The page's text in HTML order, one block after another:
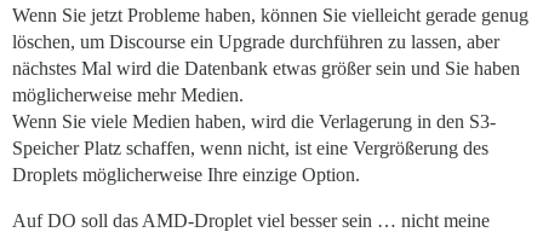
Wenn Sie jetzt Probleme haben, können Sie vielleicht gerade genug
löschen, um Discourse ein Upgrade durchführen zu lassen, aber
nächstes Mal wird die Datenbank etwas größer sein und Sie haben
möglicherweise mehr Medien.
Wenn Sie viele Medien haben, wird die Verlagerung in den S3-
Speicher Platz schaffen, wenn nicht, ist eine Vergrößerung des
Droplets möglicherweise Ihre einzige Option.
Auf DO soll das AMD-Droplet viel besser sein … nicht meine